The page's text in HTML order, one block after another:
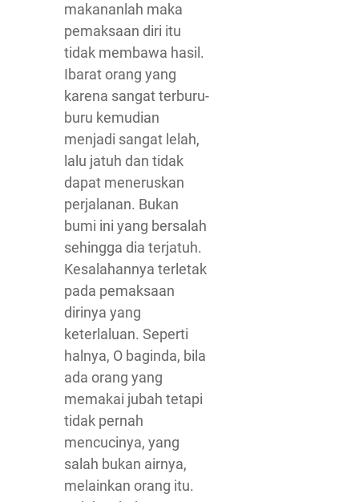
makananlah maka
pemaksaan diri itu
tidak membawa hasil.
Ibarat orang yang
karena sangat terburu-
buru kemudian
menjadi sangat lelah,
lalu jatuh dan tidak
dapat meneruskan
perjalanan. Bukan
bumi ini yang bersalah
sehingga dia terjatuh.
Kesalahannya terletak
pada pemaksaan
dirinya yang
keterlaluan. Seperti
halnya, O baginda, bila
ada orang yang
memakai jubah tetapi
tidak pernah
mencucinya, yang
salah bukan airnya,
melainkan orang itu.